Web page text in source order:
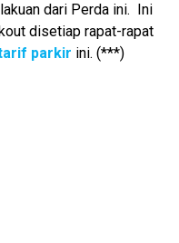
dari Perda ini. Ini
disetiap rapat-rapat
parkir ini. (***)